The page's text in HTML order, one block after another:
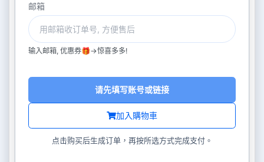
邮箱
输入邮箱, 优惠券🎁->惊喜多多!
加入購物車
请先填写账号或链接
点击购买后生成订单，再按所选方式完成支付。